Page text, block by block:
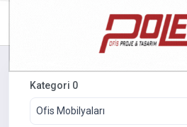
Kategori 0
Ofis Mobilyaları